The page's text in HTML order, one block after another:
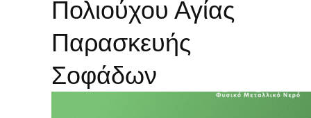
Πολιούχου Αγίας
Παρασκευής
Σοφάδων